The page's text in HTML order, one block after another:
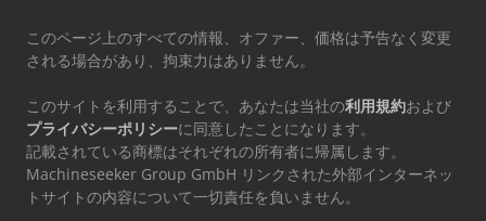
このページ上のすべての情報、オファー、価格は予告なく変更
される場合があり、拘束力はありません。
このサイトを利用することで、あなたは当社の利用規約および
プライバシーポリシーに同意したことになります。
記載されている商標はそれぞれの所有者に帰属します。
Machineseeker Group GmbH リンクされた外部インターネッ
トサイトの内容について一切責任を負いません。